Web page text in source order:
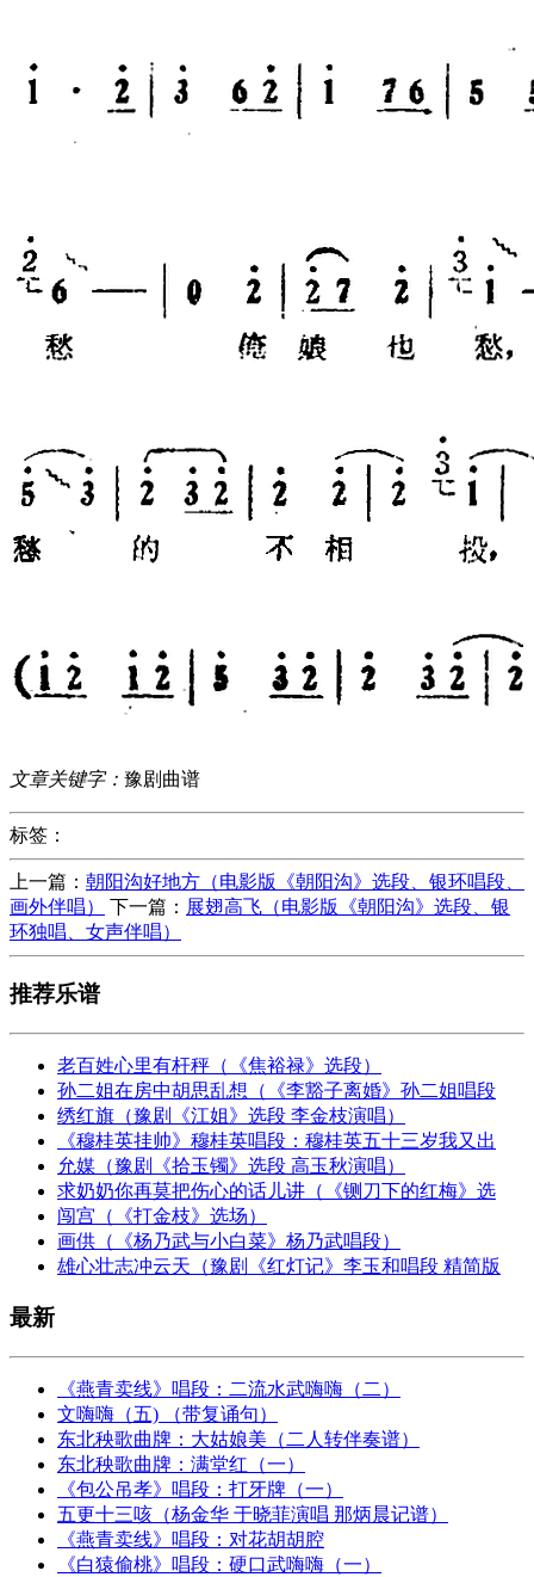
文章关键字： 豫剧曲谱
标签：
上一篇： 朝阳沟好地方（电影版《朝阳沟》选段、银环唱段、
画外伴唱）
下一篇： 展翅高飞（电影版《朝阳沟》选段、银
环独唱、女声伴唱）
推荐乐谱
老百姓心里有杆秤（《焦裕禄》选段）
孙二姐在房中胡思乱想（《李豁子离婚》孙二姐唱段
绣红旗（豫剧《江姐》选段 李金枝演唱）
《穆桂英挂帅》穆桂英唱段：穆桂英五十三岁我又出
允媒（豫剧《拾玉镯》选段 高玉秋演唱）
求奶奶你再莫把伤心的话儿讲（《铡刀下的红梅》选
闯宫（《打金枝》选场）
画供（《杨乃武与小白菜》杨乃武唱段）
雄心壮志冲云天（豫剧《红灯记》李玉和唱段 精简版
最新
《燕青卖线》唱段：二流水武嗨嗨（二）
文嗨嗨（五) （带复诵句）
东北秧歌曲牌：大姑娘美（二人转伴奏谱）
东北秧歌曲牌：满堂红（一）
《包公吊孝》唱段：打牙牌（一）
五更十三咳（杨金华 于晓菲演唱 那炳晨记谱）
《燕青卖线》唱段：对花胡胡腔
《白猿偷桃》唱段：硬口武嗨嗨（一）